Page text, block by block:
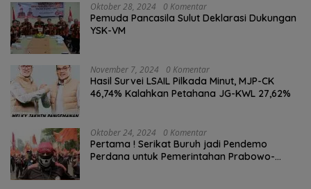
Oktober 28, 2024 0 Komentar
Pemuda Pancasila Sulut Deklarasi Dukungan
YSK-VM
November 7, 2024 0 Komentar
Hasil Survei LSAIL Pilkada Minut, MJP-CK
46,74% Kalahkan Petahana JG-KWL 27,62%
Oktober 24, 2024 0 Komentar
Pertama ! Serikat Buruh jadi Pendemo
Perdana untuk Pemerintahan Prabowo-